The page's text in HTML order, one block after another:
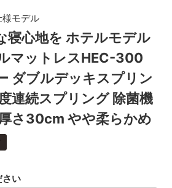
寝心地を ホテルモデル
マットレスHEC-300
ダブルデッキスプリン
連続スプリング 除菌機
さ30cm やや柔らかめ
モデル
さい